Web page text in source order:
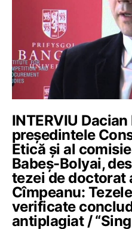
INTERVIU
președintele
Etică și al
Babeș-Bolyai,
tezei de doctorat
Cîmpeanu:
verificate
antiplagiat /